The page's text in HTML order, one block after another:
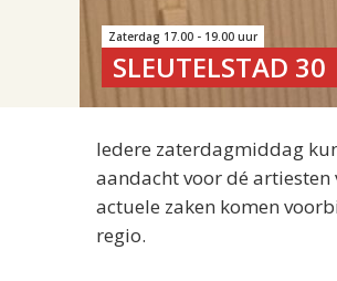
Zaterdag 17.00 - 19.00 uur
SLEUTELSTAD 30
Iedere zaterdagmiddag
aandacht voor dé
actuele zaken komen
regio.